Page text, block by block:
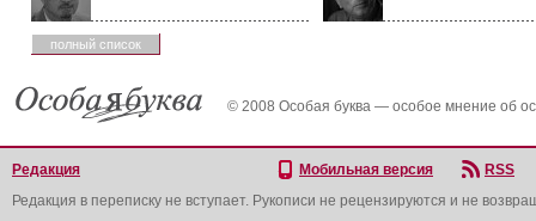
полный список
© 2008 Особая буква — особое мнение об
Редакция Мобильная версия
RSS
Редакция в переписку не вступает. Рукописи не рецензируются и не